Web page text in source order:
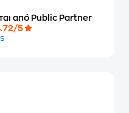
από Public Partner
5